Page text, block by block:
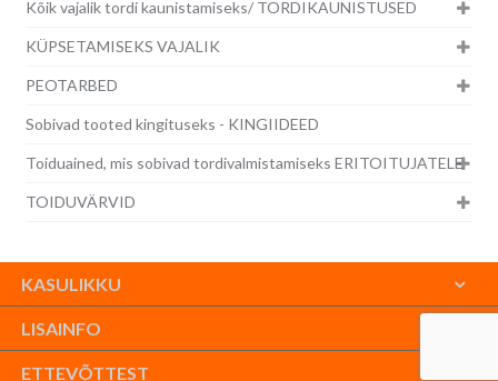
Kõik vajalik tordi kaunistamiseks/ TORDIKAUNISTUSED
KÜPSETAMISEKS VAJALIK
PEOTARBED
Sobivad tooted kingituseks - KINGIIDEED
Toiduained, mis sobivad tordivalmistamiseks ERITOITUJATELE
TOIDUVÄRVID
KASULIKKU
LISAINFO
ETTEVÕTTEST